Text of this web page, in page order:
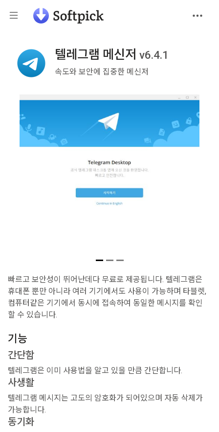
텔레그램 메신저 v6.4.1
속도와 보안에 집중한 메신저
빠르고 보안성이 뛰어난데다 무료로 제공됩니다. 텔레그램은
휴대폰 뿐만 아니라 여러 기기에서도 사용이 가능하며 타블렛,
컴퓨터같은 기기에서 동시에 접속하여 동일한 메시지를 확인
할 수 있습니다.
기능
간단함
텔레그램은 이미 사용법을 알고 있을 만큼 간단합니다.
사생활
텔레그램 메시지는 고도의 암호화가 되어있으며 자동 삭제가
가능합니다.
동기화